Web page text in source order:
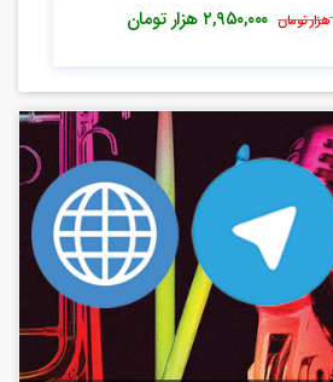
هزار تومان ۲,۹۵۰,۰۰۰هزار تومان